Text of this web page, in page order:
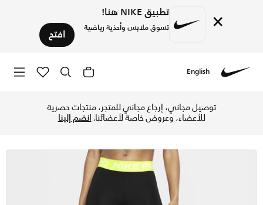
× تطبيق NIKE هنا!
تسوق ملابس وأحذية رياضية افتح
English
توصيل مجاني، إرجاع مجاني للمتجر، منتجات حصرية
للأعضاء، وعروض خاصة لأعضائنا.انضم إلينا